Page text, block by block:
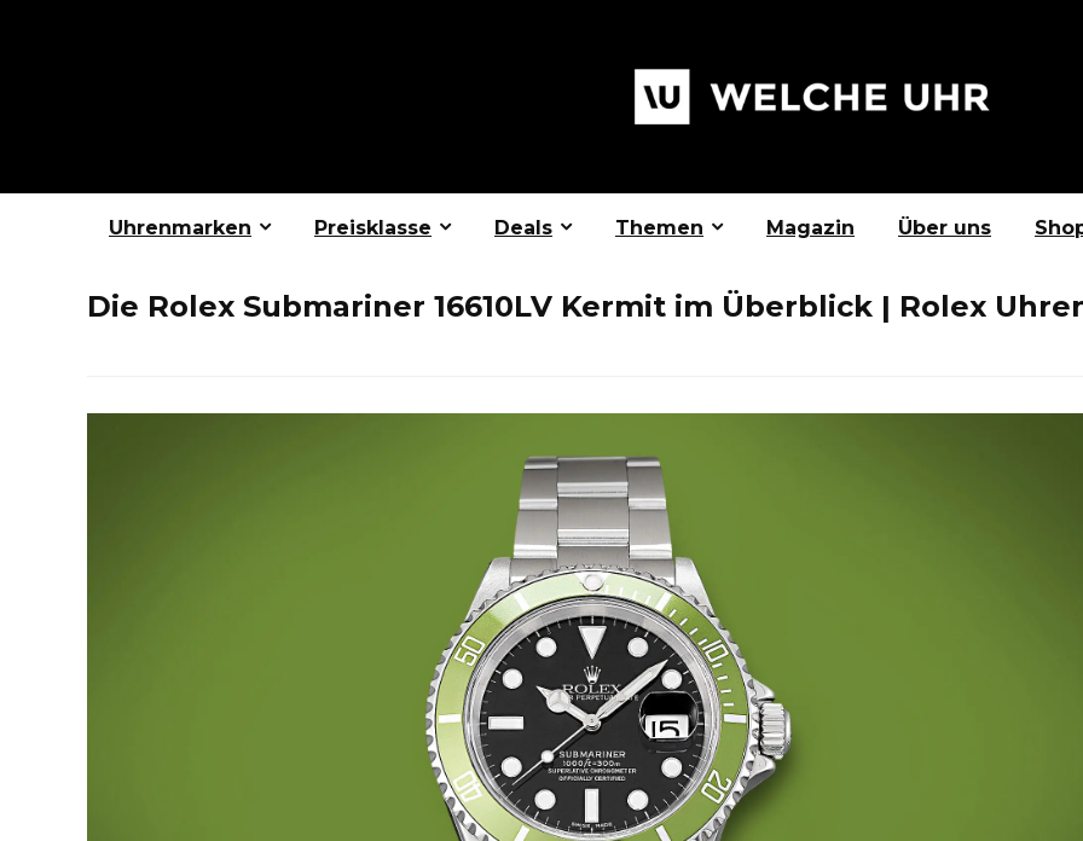
Uhrenmarken Preisklasse Deals Themen Magazin Über uns
Die Rolex Submariner 16610LV Kermit im Überblick | Rolex